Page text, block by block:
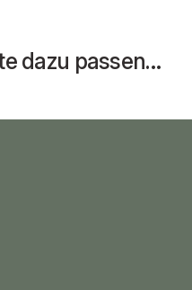
dazu passen…